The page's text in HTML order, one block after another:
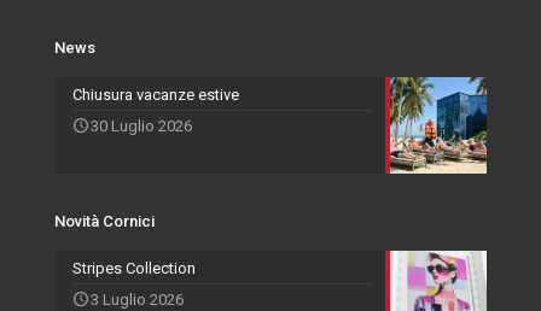
Novità Arte
News
Chiusura vacanze estive
30 Luglio 2026
Novità Cornici
Stripes Collection
3 Luglio 2026